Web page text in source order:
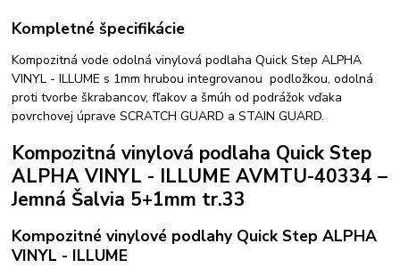
Kompletné špecifikácie
Kompozitná vode odolná vinylová podlaha Quick Step ALPHA
VINYL - ILLUME s 1mm hrubou integrovanou podložkou, odolná
proti tvorbe škrabancov, fľakov a šmúh od podrážok vďaka
povrchovej úprave SCRATCH GUARD a STAIN GUARD.
Kompozitná vinylová podlaha Quick Step
ALPHA VINYL - ILLUME AVMTU-40334 –
Jemná Šalvia 5+1mm tr.33
Kompozitné vinylové podlahy Quick Step ALPHA
VINYL - ILLUME